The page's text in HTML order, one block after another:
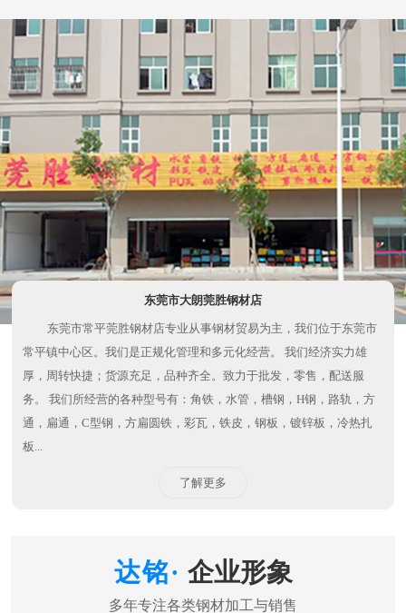
东莞市大朗莞胜钢材店
东莞市常平莞胜钢材店专业从事钢材贸易为主，我们位于东莞市
常平镇中心区。我们是正规化管理和多元化经营。 我们经济实力雄
厚，周转快捷；货源充足，品种齐全。致力于批发，零售，配送服
务。 我们所经营的各种型号有：角铁，水管，槽钢，H钢，路轨，方
通，扁通，C型钢，方扁圆铁，彩瓦，铁皮，钢板，镀锌板，冷热扎
板...
了解更多
企业形象